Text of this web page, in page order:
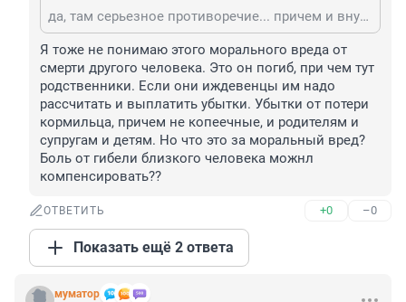
да, там серьезное противоречие... причем и внутри - есть моральный вред тому, кто пострадал и остался жив, и, возможно всю жизнь будет страдать (инвалид и т.д.), а есть родственники погибшего, для которых утрата невосполнима, но страдания как бы производны... отсутствие логической докторины в вопросах возмещения вреда порождает странную практику судов - это ни доп.наказание, ни штраф в пользу родственников, получается, что все зависит от мнения судьи, и часть из них решает - человека не вернешь, мат.вред возмещен, нечего наживаться на смерти... потому и копейки, там и родственники-то бывают "мое боже"... часть руководствуется рекомендациями Горсуда, но они тоже какие-то корявые
Я тоже не понимаю этого морального вреда от
смерти другого человека. Это он погиб, при чем тут
родственники. Если они иждевенцы им надо
рассчитать и выплатить убытки. Убытки от потери
кормильца, причем не копеечные, и родителям и
супругам и детям. Но что это за моральный вред?
Боль от гибели близкого человека можнл
компенсировать??
ОТВЕТИТЬ +0 –0
Показать ещё 2 ответа
муматор